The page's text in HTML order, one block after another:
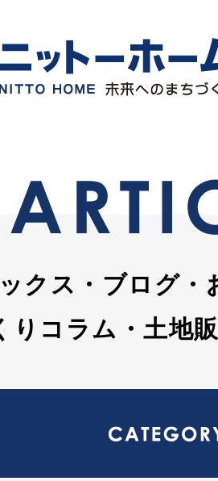
クス・ブログ・
りコラム・土地